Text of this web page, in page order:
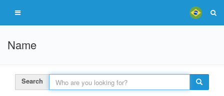
Name
Search